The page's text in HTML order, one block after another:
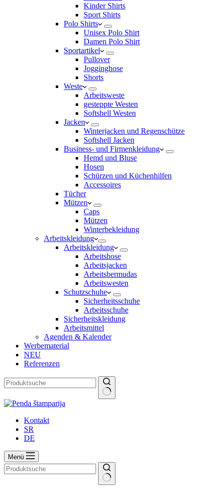
Kinder Shirts
Sport Shirts
Polo Shirts
Unisex Polo Shirt
Damen Polo Shirt
Sportartikel
Pullover
Jogginghose
Shorts
Weste
Arbeitsweste
gesteppte Westen
Softshell Westen
Jacken
Winterjacken und Regenschütze
Softshell Jacken
Business- und Firmenkleidung
Hemd und Bluse
Hosen
Schürzen und Küchenhilfen
Accessoires
Tücher
Mützen
Caps
Mützen
Winterbekleidung
Arbeitskleidung
Arbeitskleidung
Arbeitshose
Arbeitsjacken
Arbeitsbermudas
Arbeitswesten
Schutzschuhe
Sicherheitsschuhe
Arbeitsschuhe
Sicherheitskleidung
Arbeitsmittel
Agenden & Kalender
Werbematerial
NEU
Referenzen
Keine
Kontakt
SR
DE
Menü